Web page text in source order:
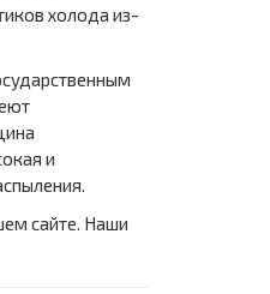
холода из-
и
сайте. Наши